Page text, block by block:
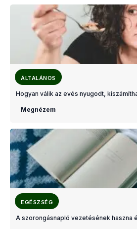
ÁLTALÁNOS
Hogyan válik az evés nyugodt,
Megnézem
EGÉSZSÉG
A szorongásnapló vezetésének haszna